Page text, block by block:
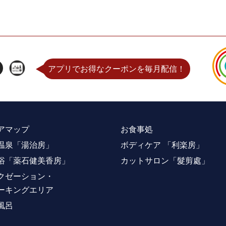
アプリでお得なクーポンを毎月配信！
マップ
泉「湯治房」
「薬石健美香房」
ゼーション・
キングエリア
呂
お食事処
ボディケア 「利楽房」
カットサロン「髮剪處」